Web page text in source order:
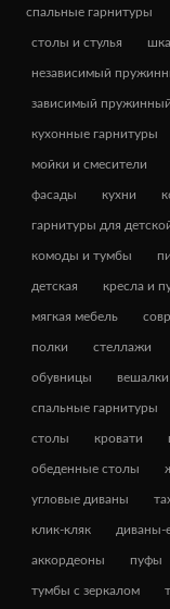
спальные гарнитуры
столы и стулья
независимый
зависимый
кухонные гарнитуры
мойки и смесители
фасады кухни
гарнитуры для
комоды и тумбы
детская кресла и
мягкая мебель
полки стеллажи
обувницы вешалки
спальные гарнитуры
столы кровати
обеденные столы
угловые диваны
клик-кляк диваны-
аккордеоны пуфы
тумбы с зеркалом